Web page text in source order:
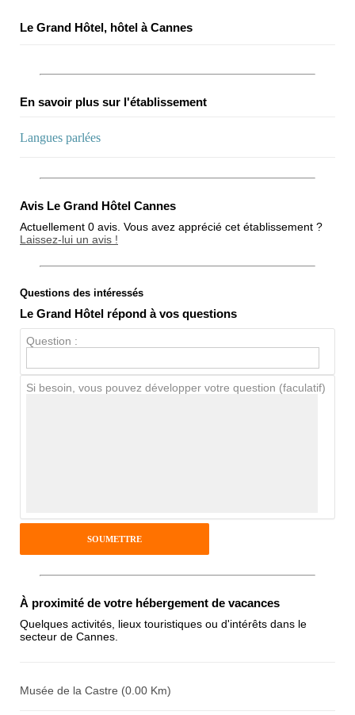
Le Grand Hôtel, hôtel à Cannes
En savoir plus sur l'établissement
Langues parlées
Avis Le Grand Hôtel Cannes
Actuellement 0 avis. Vous avez apprécié cet établissement ?
Laissez-lui un avis !
Note globale
Antispam - Combien font 7x4 (en
chiffres) :
Questions des intéressés
Le Grand Hôtel répond à vos questions
Question :
Si besoin, vous pouvez développer votre question (faculatif)
À proximité de votre hébergement de vacances
Quelques activités, lieux touristiques ou d'intérêts dans le
secteur de Cannes.
Musée de la Castre (0.00 Km)